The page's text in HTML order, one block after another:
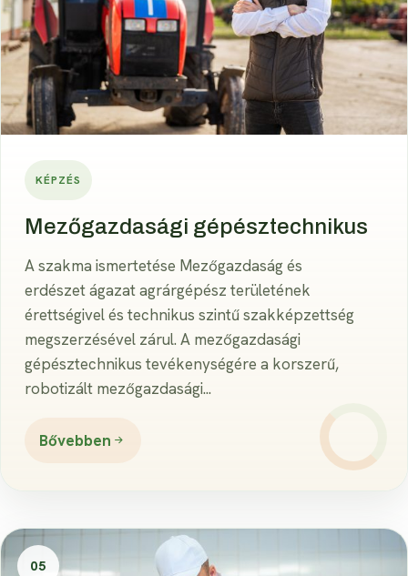
KÉPZÉS
Mezőgazdasági gépésztechnikus
A szakma ismertetése Mezőgazdaság és
erdészet ágazat agrárgépész területének
érettségivel és technikus szintű szakképzettség
megszerzésével zárul. A mezőgazdasági
gépésztechnikus tevékenységére a korszerű,
robotizált mezőgazdasági...
Bővebben
05